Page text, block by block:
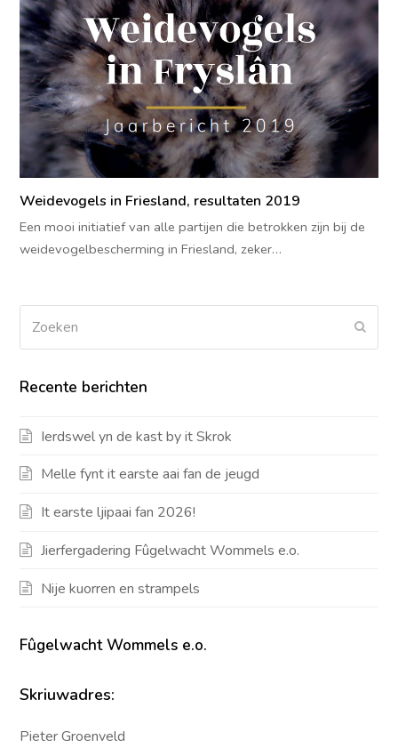
Weidevogels in Friesland, resultaten 2019
Een mooi initiatief van alle partijen die betrokken zijn bij de
weidevogelbescherming in Friesland, zeker…
Recente berichten
Ierdswel yn de kast by it Skrok
Melle fynt it earste aai fan de jeugd
It earste ljipaai fan 2026!
Jierfergadering Fûgelwacht Wommels e.o.
Nije kuorren en strampels
Fûgelwacht Wommels e.o.
Skriuwadres:
Pieter Groenveld